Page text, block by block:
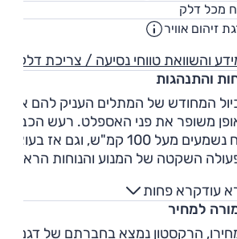
מכל דלק
זיהום אוויר
והשוואת טווחי נסיעה / צריכת דלק
והתנהגות
המחודש של המתלים העניק להם אופי
משופר את פני האספלט. רעש הכביש
רוח נשמעים מעל 100 קמ"ש, וגם
השקטה של המנוע והנוחות הראויה
הדינמית טובה מאוד יחסית לרכב
מפתיע במשקל נכון, ללא שטח מת כמעט
מתחילים לפנות. כאשר מגיעים
עודקרא פחות
למחיר
הרקסטון נמצא בחברתם של דגמי